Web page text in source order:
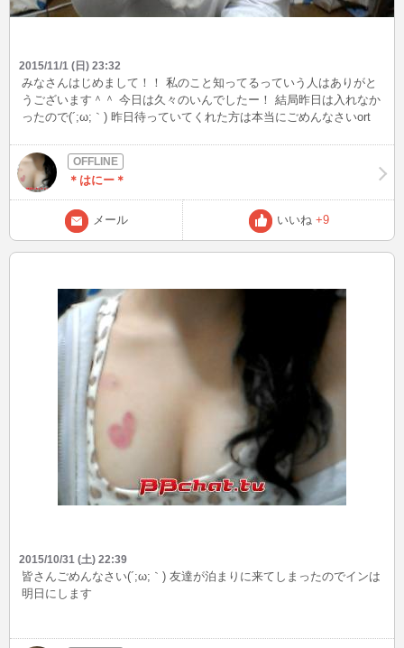
2015/11/1 (日) 23:32
みなさんはじめまして！！ 私のこと知ってるっていう人はありがと
うございます＾＾ 今日は久々のいんでしたー！ 結局昨日は入れなか
ったので(´;ω;｀) 昨日待っていてくれた方は本当にごめんなさいort
子を貰いそびれたことだけが心残りです(;´･ω･) 終わってしまったの
は仕方ないので諦めますｗ みなさんにお願いののですが、 私は基本
顔・下半身はカメラの都合上お見せすることは できませんのでごり
ょうしょうください🙇 あくまでも、顔・下半身はですよ？ｗ 基本平
日・休日ともに夜にいることが多いと思います！ 見かけたらぜひ
「はにー！」って声をかけてくれるとうれしいです💛 ではでは！今
日たくさんお話しをしてくださった方々ありがとうございました
＊はにー＊
メール いいね +9
2015/10/31 (土) 22:39
皆さんごめんなさい(´;ω;｀) 友達が泊まりに来てしまったのでインは
明日にします